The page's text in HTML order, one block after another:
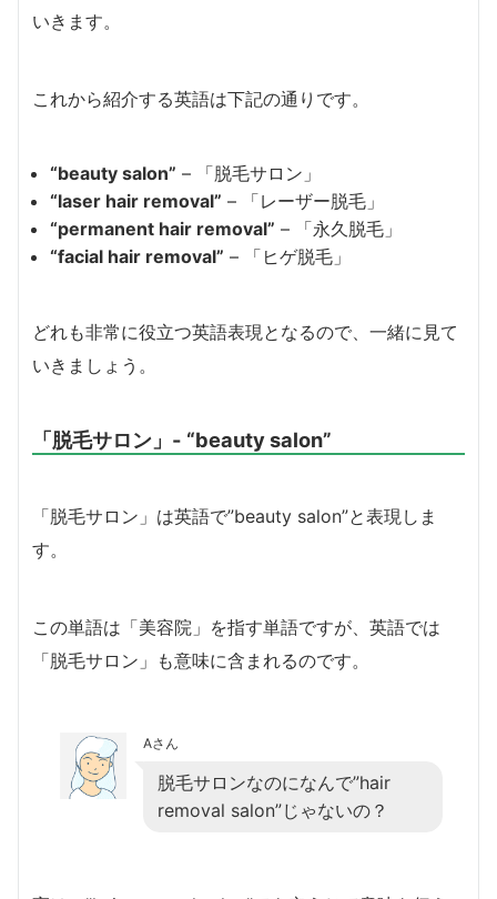
いきます。
これから紹介する英語は下記の通りです。
“beauty salon” – 「脱毛サロン」
“laser hair removal” – 「レーザー脱毛」
“permanent hair removal” – 「永久脱毛」
“facial hair removal” – 「ヒゲ脱毛」
どれも非常に役立つ英語表現となるので、一緒に見て
いきましょう。
「脱毛サロン」- “beauty salon”
「脱毛サロン」は英語で”beauty salon”と表現しま
す。
この単語は「美容院」を指す単語ですが、英語では
「脱毛サロン」も意味に含まれるのです。
Aさん
脱毛サロンなのになんで”hair
removal salon”じゃないの？